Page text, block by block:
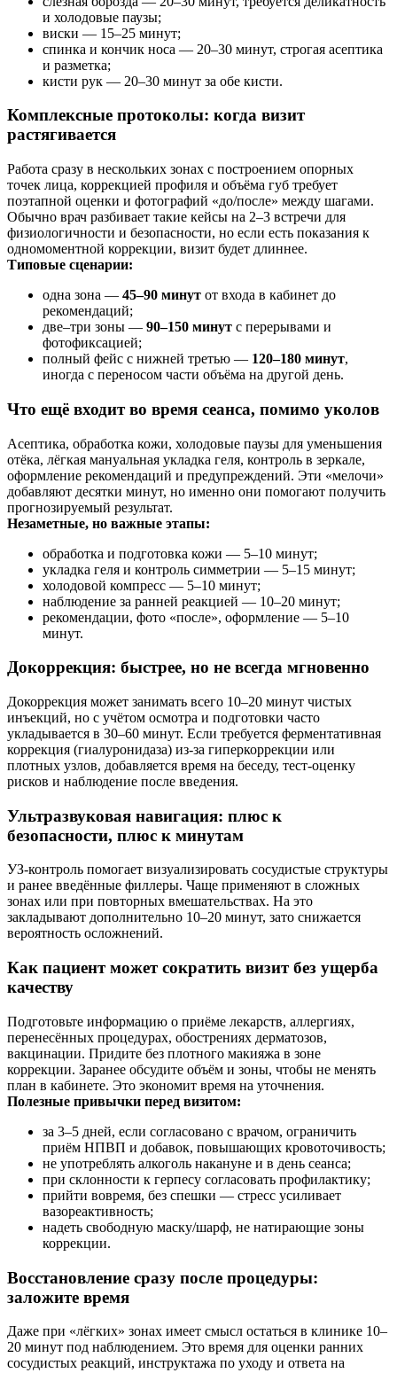
и холодовые паузы;
виски — 15–25 минут;
спинка и кончик носа — 20–30 минут, строгая асептика
и разметка;
кисти рук — 20–30 минут за обе кисти.
Комплексные протоколы: когда визит
растягивается
Работа сразу в нескольких зонах с построением опорных
точек лица, коррекцией профиля и объёма губ требует
поэтапной оценки и фотографий «до/после» между шагами.
Обычно врач разбивает такие кейсы на 2–3 встречи для
физиологичности и безопасности, но если есть показания к
одномоментной коррекции, визит будет длиннее.
Типовые сценарии:
одна зона — 45–90 минут от входа в кабинет до
рекомендаций;
две–три зоны — 90–150 минут с перерывами и
фотофиксацией;
полный фейс с нижней третью — 120–180 минут,
иногда с переносом части объёма на другой день.
Что ещё входит во время сеанса, помимо уколов
Асептика, обработка кожи, холодовые паузы для уменьшения
отёка, лёгкая мануальная укладка геля, контроль в зеркале,
оформление рекомендаций и предупреждений. Эти «мелочи»
добавляют десятки минут, но именно они помогают получить
прогнозируемый результат.
Незаметные, но важные этапы:
обработка и подготовка кожи — 5–10 минут;
укладка геля и контроль симметрии — 5–15 минут;
холодовой компресс — 5–10 минут;
наблюдение за ранней реакцией — 10–20 минут;
рекомендации, фото «после», оформление — 5–10
минут.
Докоррекция: быстрее, но не всегда мгновенно
Докоррекция может занимать всего 10–20 минут чистых
инъекций, но с учётом осмотра и подготовки часто
укладывается в 30–60 минут. Если требуется ферментативная
коррекция (гиалуронидаза) из‑за гиперкоррекции или
плотных узлов, добавляется время на беседу, тест‑оценку
рисков и наблюдение после введения.
Ультразвуковая навигация: плюс к
безопасности, плюс к минутам
УЗ‑контроль помогает визуализировать сосудистые структуры
и ранее введённые филлеры. Чаще применяют в сложных
зонах или при повторных вмешательствах. На это
закладывают дополнительно 10–20 минут, зато снижается
вероятность осложнений.
Как пациент может сократить визит без ущерба
качеству
Подготовьте информацию о приёме лекарств, аллергиях,
перенесённых процедурах, обострениях дерматозов,
вакцинации. Придите без плотного макияжа в зоне
коррекции. Заранее обсудите объём и зоны, чтобы не менять
план в кабинете. Это экономит время на уточнения.
Полезные привычки перед визитом:
за 3–5 дней, если согласовано с врачом, ограничить
приём НПВП и добавок, повышающих кровоточивость;
не употреблять алкоголь накануне и в день сеанса;
при склонности к герпесу согласовать профилактику;
прийти вовремя, без спешки — стресс усиливает
вазореактивность;
надеть свободную маску/шарф, не натирающие зоны
коррекции.
Восстановление сразу после процедуры:
заложите время
Даже при «лёгких» зонах имеет смысл остаться в клинике 10–
20 минут под наблюдением. Это время для оценки ранних
сосудистых реакций, инструктажа по уходу и ответа на